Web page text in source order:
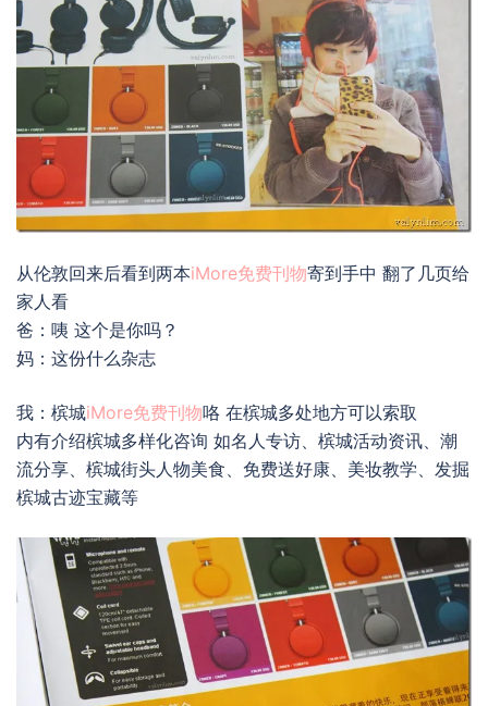
从伦敦回来后看到两本iMore免费刊物寄到手中 翻了几页给
家人看
爸：咦 这个是你吗？
妈：这份什么杂志
我：槟城iMore免费刊物咯 在槟城多处地方可以索取
内有介绍槟城多样化咨询 如名人专访、槟城活动资讯、潮
流分享、槟城街头人物美食、免费送好康、美妆教学、发掘
槟城古迹宝藏等